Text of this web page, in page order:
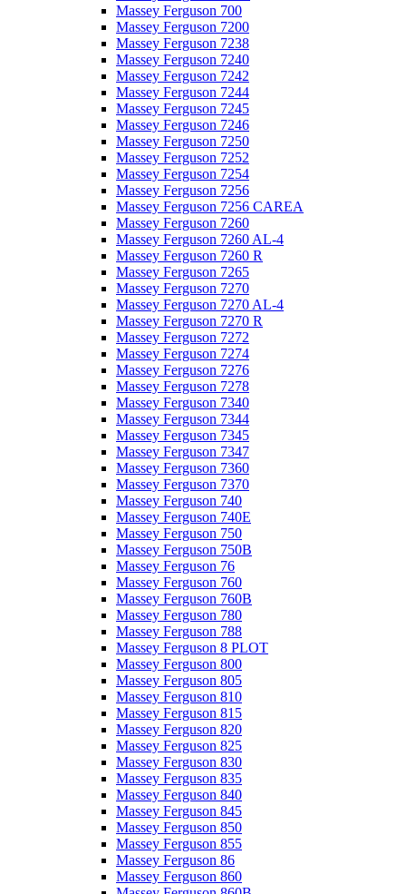
Massey Ferguson 700
Massey Ferguson 7200
Massey Ferguson 7238
Massey Ferguson 7240
Massey Ferguson 7242
Massey Ferguson 7244
Massey Ferguson 7245
Massey Ferguson 7246
Massey Ferguson 7250
Massey Ferguson 7252
Massey Ferguson 7254
Massey Ferguson 7256
Massey Ferguson 7256 CAREA
Massey Ferguson 7260
Massey Ferguson 7260 AL-4
Massey Ferguson 7260 R
Massey Ferguson 7265
Massey Ferguson 7270
Massey Ferguson 7270 AL-4
Massey Ferguson 7270 R
Massey Ferguson 7272
Massey Ferguson 7274
Massey Ferguson 7276
Massey Ferguson 7278
Massey Ferguson 7340
Massey Ferguson 7344
Massey Ferguson 7345
Massey Ferguson 7347
Massey Ferguson 7360
Massey Ferguson 7370
Massey Ferguson 740
Massey Ferguson 740E
Massey Ferguson 750
Massey Ferguson 750B
Massey Ferguson 76
Massey Ferguson 760
Massey Ferguson 760B
Massey Ferguson 780
Massey Ferguson 788
Massey Ferguson 8 PLOT
Massey Ferguson 800
Massey Ferguson 805
Massey Ferguson 810
Massey Ferguson 815
Massey Ferguson 820
Massey Ferguson 825
Massey Ferguson 830
Massey Ferguson 835
Massey Ferguson 840
Massey Ferguson 845
Massey Ferguson 850
Massey Ferguson 855
Massey Ferguson 86
Massey Ferguson 860